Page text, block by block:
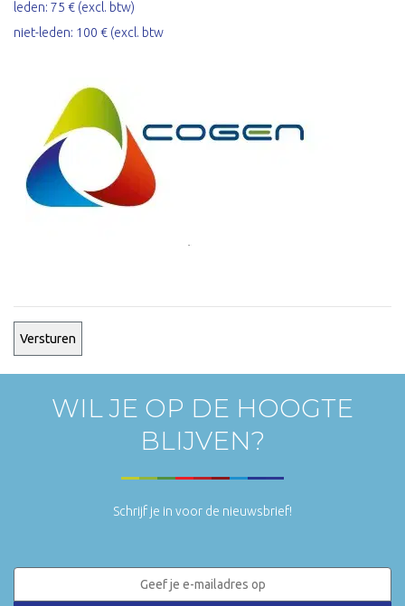
leden: 75 € (excl. btw)
niet-leden: 100 € (excl. btw
WIL JE OP DE HOOGTE
BLIJVEN?
Schrijf je in voor de nieuwsbrief!